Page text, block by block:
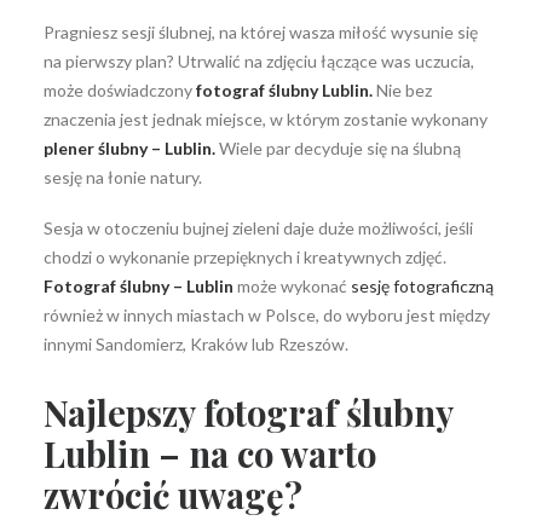
Pragniesz sesji ślubnej, na której wasza miłość wysunie się
na pierwszy plan? Utrwalić na zdjęciu łączące was uczucia,
może doświadczonyfotograf ślubny Lublin.Nie bez
znaczenia jest jednak miejsce, w którym zostanie wykonany
plener ślubny– Lublin.Wiele par decyduje się na ślubną
sesję na łonie natury.
Sesja w otoczeniu bujnej zieleni daje duże możliwości, jeśli
chodzi o wykonanie przepięknych i kreatywnych zdjęć.
Fotograf ślubny– Lublin może wykonać sesję fotograficzną
również w innych miastach w Polsce, do wyboru jest między
innymi Sandomierz, Kraków lub Rzeszów.
Najlepszy fotograf ślubny
Lublin – na co warto
zwrócić uwagę?